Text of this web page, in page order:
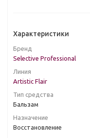
Характеристики
Бренд
Selective Professional
Линия
Artistic Flair
Тип средства
Бальзам
Назначение
Восстановление